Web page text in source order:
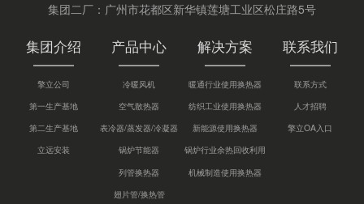
集团二厂：广州市花都区新华镇莲塘工业区松庄路5号
集团介绍
擎立公司
第一生产基地
第二生产基地
立远安装
产品中心
冷暖风机
空气散热器
表冷器/蒸发器/冷凝器
锅炉节能器
列管换热器
翅片管/换热管
解决方案
暖通行业使用换热器
纺织工业使用换热器
新能源使用换热器
锅炉行业余热回收利用
机械制造使用换热器
联系我们
联系方式
人才招聘
擎立OA入口